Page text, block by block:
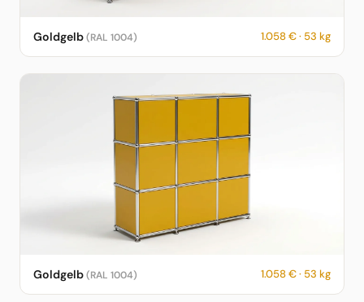
USM Haller Sideboard in Goldgelb – RAL 1004 – 1.058 € – 53 kg
– fotorealistische KI-Vorschau
Goldgelb(RAL 1004) 1.058 € · 53 kg
USM Haller Sideboard in Goldgelb – RAL 1004 – 1.058 € – 53 kg
– fotorealistische KI-Vorschau
Goldgelb(RAL 1004) 1.058 € · 53 kg